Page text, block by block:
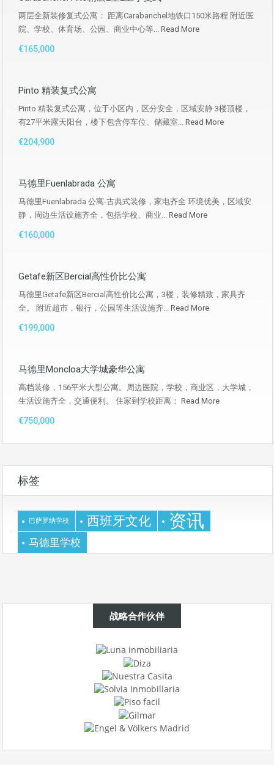
两层全新装修复式公寓： 距离Carabanchel地铁口150米路程 附近医
院、学校、体育场、公园、商业中心等... Read More
€165,000
Pinto 精装复式公寓
Pinto 精装复式公寓，位于小区内，区分安全，区域安静 3楼顶楼，
有27平米露天阳台，楼下包含停车位、储藏室... Read More
€204,900
马德里Fuenlabrada 公寓
马德里Fuenlabrada 公寓-古典式装修，家电齐全 环境优美，区域安
静，周边生活设施齐全，包括学校、商业... Read More
€160,000
Getafe新区Bercial高性价比公寓
马德里Getafe新区Bercial高性价比公寓，3楼，装修精致，家具齐
全。 附近超市，银行，公园等生活设施齐... Read More
€199,000
马德里Moncloa大学城豪华公寓
高档装修，156平米大型公寓。周边医院，学校，商业区，大学城，
生活设施齐全，交通便利。 住家到学校距离： Read More
€750,000
标签
巴萨罗纳学校 西班牙文化 资讯
马德里学校
战略合作伙伴